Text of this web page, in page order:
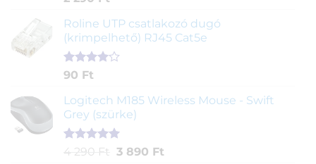
ből,
értékelés
alapján
Roline UTP csatlakozó dugó
(krimpelhető) RJ45 Cat5e
Értékelés
5-ből,
2
értékelés
alapján
90 Ft
Logitech M185 Wireless Mouse - Swift
Grey (szürke)
Értékelés
1
4 290 Ft Original
3 890 FtCurrent